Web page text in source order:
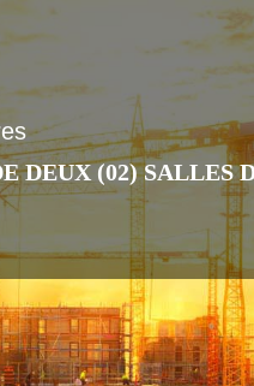
DEUX (02) SALLES